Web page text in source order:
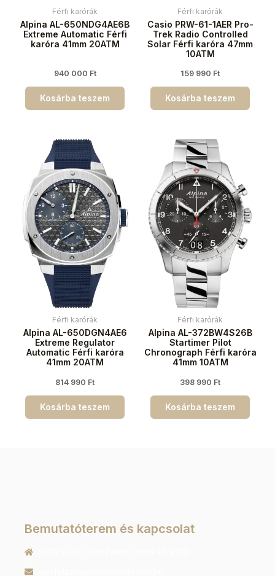
Férfi karórák
Alpina AL-650NDG4AE6B
Extreme Automatic Férfi
karóra 41mm 20ATM
940 000 Ft
Kosárba teszem
Férfi karórák
Casio PRW-61-1AER Pro-
Trek Radio Controlled
Solar Férfi karóra 47mm
10ATM
159 990 Ft
Kosárba teszem
Férfi karórák
Alpina AL-650DGN4AE6
Extreme Regulator
Automatic Férfi karóra
41mm 20ATM
814 990 Ft
Kosárba teszem
Férfi karórák
Alpina AL-372BW4S26B
Startimer Pilot
Chronograph Férfi karóra
41mm 10ATM
398 990 Ft
Kosárba teszem
Bemutatóterem és kapcsolat